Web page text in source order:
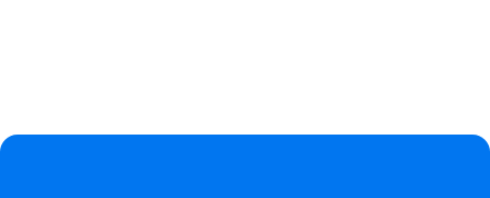
ル範囲などを任意で設定してください。